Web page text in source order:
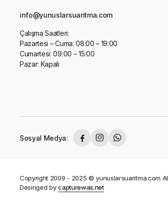
info@yunuslarsuaritma.com
Çalışma Saatleri:
Pazartesi – Cuma: 08:00 – 19:00
Cumartesi: 09:00 – 15:00
Pazar: Kapalı
Sosyal Medya:
Copyright 2009 - 2025 © yunuslarsuaritma.com
Desinged bycapturewas.net